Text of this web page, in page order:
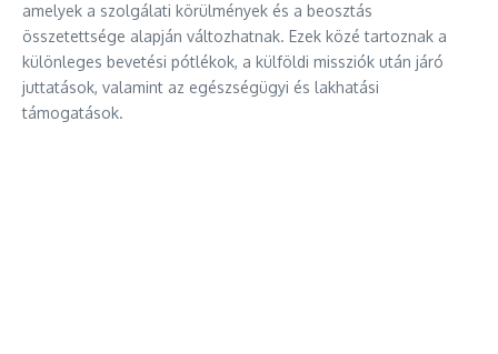
amelyek a szolgálati körülmények és a beosztás
összetettsége alapján változhatnak. Ezek közé tartoznak a
különleges bevetési pótlékok, a külföldi missziók után járó
juttatások, valamint az egészségügyi és lakhatási
támogatások.